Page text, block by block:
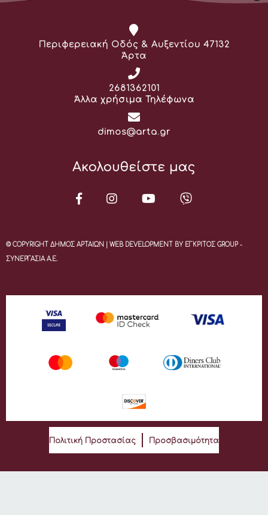
Διεύθυνση:
Περιφερειακή Οδός & Αυξεντίου 47132
Άρτα
Τηλέφωνο:
2681362101
Άλλα χρήσιμα Τηλέφωνα
Email:
dimos@arta.gr
Ακολουθείστε μας
© COPYRIGHT ΔΗΜΟΣ ΑΡΤΑΙΩΝ | WEB DEVELOPMENT BY ΕΓΚΡΙΤΟΣ GROUP -
ΣΥΝΕΡΓΑΣΙΑ Α.Ε.
Πολιτική Προστασίας Προσβασιμότητα